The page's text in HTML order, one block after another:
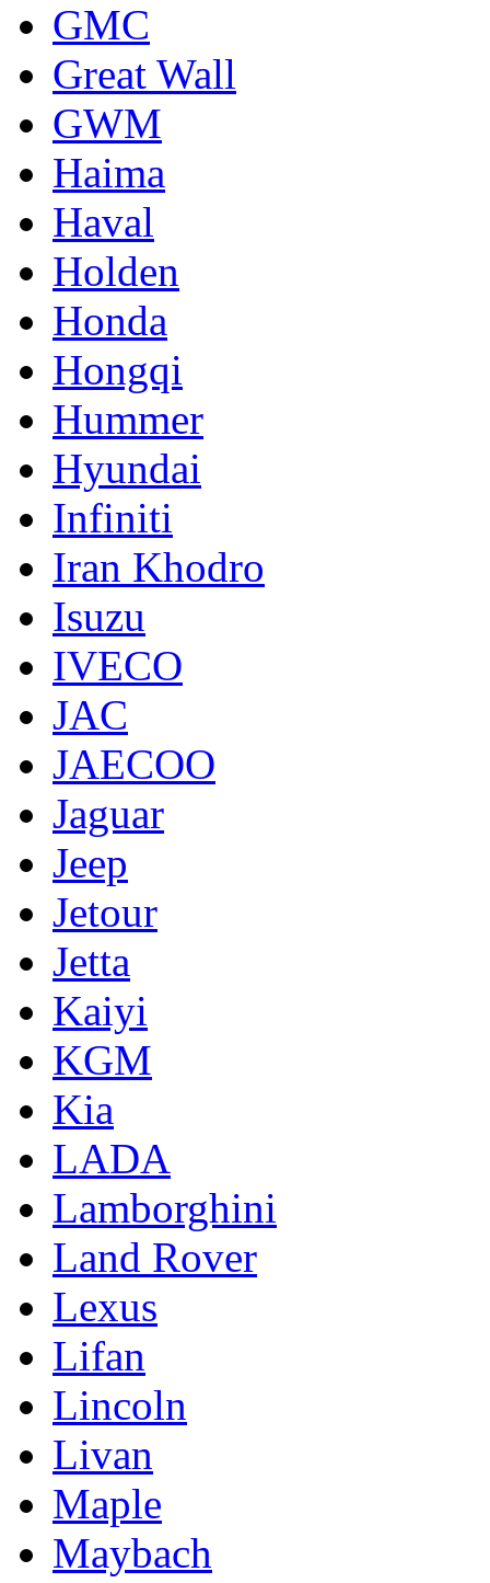
GMC
Great Wall
GWM
Haima
Haval
Holden
Honda
Hongqi
Hummer
Hyundai
Infiniti
Iran Khodro
Isuzu
IVECO
JAC
JAECOO
Jaguar
Jeep
Jetour
Jetta
Kaiyi
KGM
Kia
LADA
Lamborghini
Land Rover
Lexus
Lifan
Lincoln
Livan
Maple
Maybach